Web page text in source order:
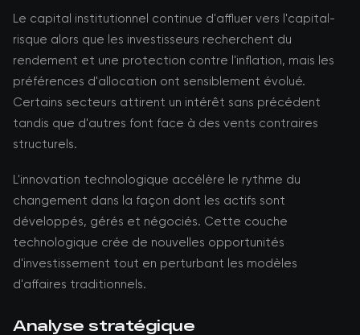
Le capital institutionnel continue d'affluer vers l'capital-
risque alors que les investisseurs recherchent du
rendement et une protection contre l'inflation, mais les
préférences d'allocation ont sensiblement évolué.
Certains secteurs attirent un intérêt sans précédent
tandis que d'autres font face à des vents contraires
structurels.
L'innovation technologique accélère le rythme du
changement dans la façon dont les actifs sont
développés, gérés et négociés. Cette couche
technologique crée de nouvelles opportunités
d'investissement tout en perturbant les modèles
d'affaires traditionnels.
Analyse stratégique